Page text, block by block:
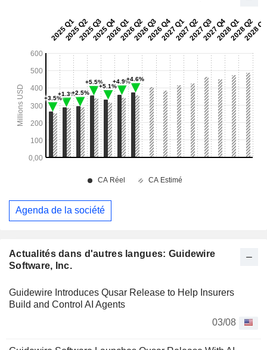
Actualités dans d'autres langues: Guidewire
Software, Inc.
Guidewire Introduces Qusar Release to Help Insurers
Build and Control AI Agents
03/08
Agenda de la société